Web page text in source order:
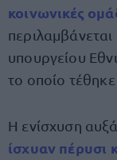
κοινωνικές
υπουργείου
το οποίο
Η ενίσχυση
ίσχυαν πέρυσι